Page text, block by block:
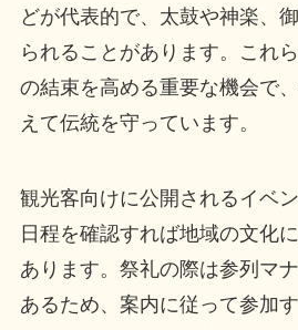
どが代表的で、太鼓や神楽、
られることがあります。これ
の結束を高める重要な機会で
えて伝統を守っています。
観光客向けに公開されるイベ
日程を確認すれば地域の文化
あります。祭礼の際は参列マ
あるため、案内に従って参加